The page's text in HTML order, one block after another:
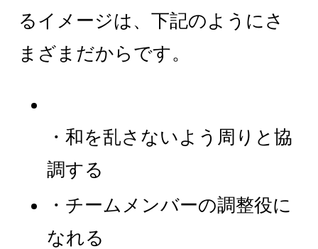
るイメージは、下記のようにさ
まざまだからです。
・和を乱さないよう周りと協
調する
・チームメンバーの調整役に
なれる